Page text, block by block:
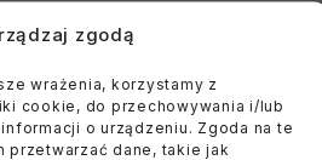
zgodą
wrażenia, korzystamy z
cookie, do przechowywania i/lub
o urządzeniu. Zgoda na te
przetwarzać dane, takie jak
POLIESTER, 5% ELASTAN
MAKSYMALNYMI
OBWÓD BIUSTU 122